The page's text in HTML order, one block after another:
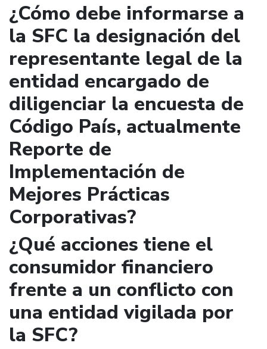
¿Cómo debe informarse a
la SFC la designación del
representante legal de la
entidad encargado de
diligenciar la encuesta de
Código País, actualmente
Reporte de
Implementación de
Mejores Prácticas
Corporativas?
¿Qué acciones tiene el
consumidor financiero
frente a un conflicto con
una entidad vigilada por
la SFC?